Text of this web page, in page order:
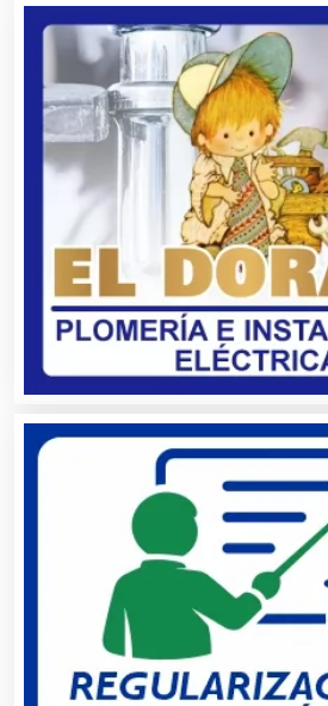
Artículos Deportivos
Artículos Importados
Artículos para el Hogar
Artículos para Regalos
Artículos Personales
Artículos Publicitarios
Aseguradoras
Asesores Técnicos